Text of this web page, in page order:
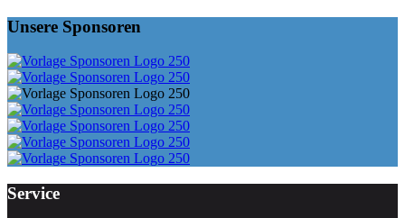
Unsere Sponsoren
Service